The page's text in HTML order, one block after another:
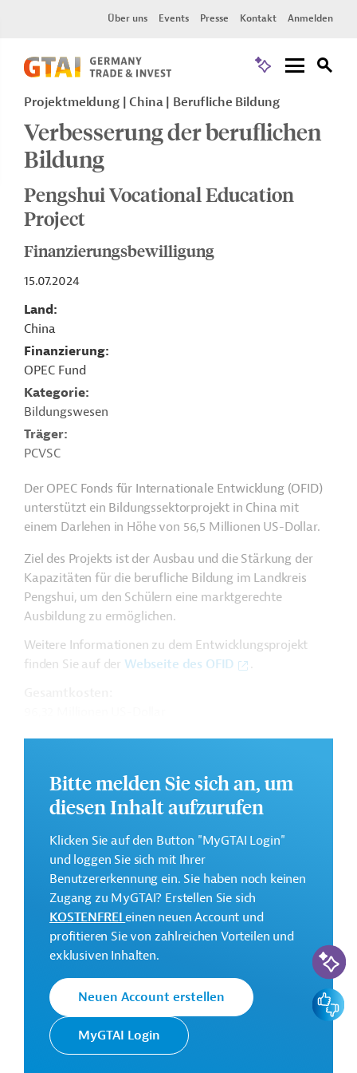
Über uns Events Presse Kontakt Anmelden
Projektmeldung China Berufliche Bildung
Verbesserung der beruflichen
Bildung
Pengshui Vocational Education
Project
Finanzierungsbewilligung
15.07.2024
Land
China
Finanzierung
OPEC Fund
Kategorie
Bildungswesen
Träger
PCVSC
Der OPEC Fonds für Internationale Entwicklung (OFID)
unterstützt ein Bildungssektorprojekt in China mit
einem Darlehen in Höhe von 56,5 Millionen US-Dollar.
Ziel des Projekts ist der Ausbau und die Stärkung der
Kapazitäten für die berufliche Bildung im Landkreis
Pengshui, um den Schülern eine marktgerechte
Ausbildung zu ermöglichen.
Weitere Informationen zu dem Entwicklungsprojekt
finden Sie auf der Webseite des OFID
Geberbeitrag:
Kontaktadressen
OPEC Fonds
Der OPEC Fonds für Internationale
Entwicklung wurde von den
Mitgliedstaaten der Organisation
erdölexportierender Länder zur
gegründet.
PCVSC Projektträger
Bitte melden Sie sich an, um
diesen Inhalt aufzurufen
Klicken Sie auf den Button "MyGTAI Login"
und loggen Sie sich mit Ihrer
Benutzererkennung ein. Sie haben noch keinen
Zugang zu MyGTAI? Erstellen Sie sich
KOSTENFREIeinen neuen Account und
profitieren Sie von zahlreichen Vorteilen und
exklusiven Inhalten.
Neuen Account erstellen
MyGTAI Login
KI-